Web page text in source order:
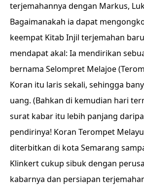
terjemahannya dengan Markus,
Bagaimanakah ia dapat
keempat Kitab Injil terjemahan
mendapat akal: Ia mendirikan
bernama Selompret Melajoe
Koran itu laris sekali, sehingga
uang. (Bahkan di kemudian hari
surat kabar itu lebih panjang
pendirinya! Koran Terompet
diterbitkan di kota Semarang
Klinkert cukup sibuk dengan
kabarnya dan persiapan